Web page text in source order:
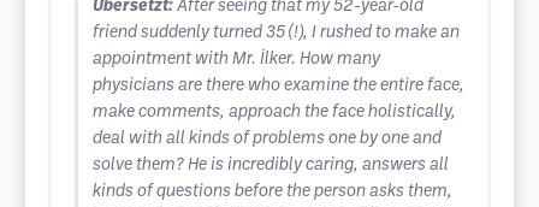
Übersetzt: After seeing that my 52-year-old
friend suddenly turned 35 (!), I rushed to make an
appointment with Mr. İlker. How many
physicians are there who examine the entire face,
make comments, approach the face holistically,
deal with all kinds of problems one by one and
solve them? He is incredibly caring, answers all
kinds of questions before the person asks them,